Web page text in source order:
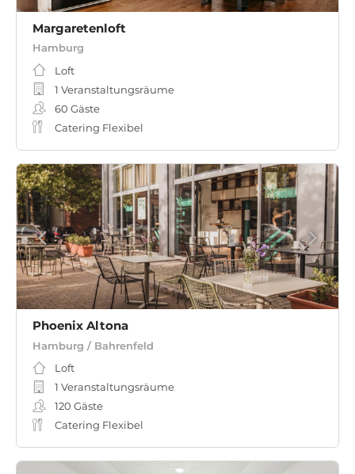
Margaretenloft
Hamburg
Loft
1 Veranstaltungsräume
60 Gäste
Catering Flexibel
Phoenix Altona
Hamburg / Bahrenfeld
Loft
1 Veranstaltungsräume
120 Gäste
Catering Flexibel